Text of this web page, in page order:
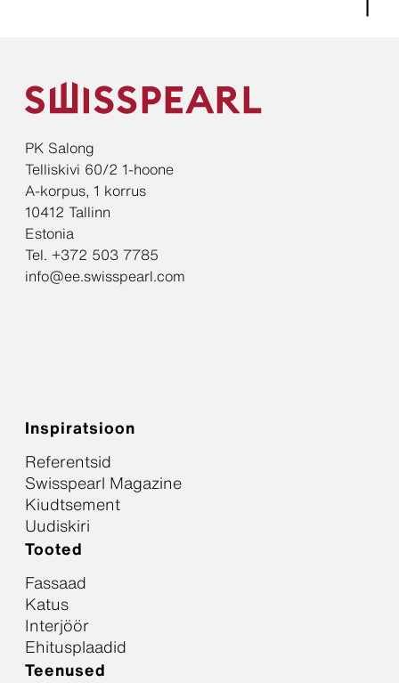
PK Salong
Telliskivi 60/2 1-hoone
A-korpus, 1 korrus
10412 Tallinn
Estonia
Tel. +372 503 7785
info@ee.swisspearl.com
Inspiratsioon
Referentsid
Swisspearl Magazine
Kiudtsement
Uudiskiri
Tooted
Fassaad
Katus
Interjöör
Ehitusplaadid
Teenused